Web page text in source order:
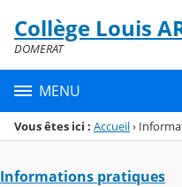
Menu de la rubrique
Contenu
Collège Louis
DOMERAT
MENU
Vous êtes ici : Accueil›
Informations pratiques